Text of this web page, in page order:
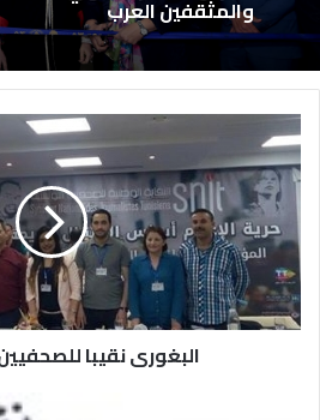
والمثقفين العرب
البغورى نقيبا